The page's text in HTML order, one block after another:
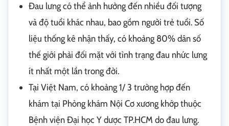
Đau lưng có thể ảnh hưởng đến nhiều đối tượng
và độ tuổi khác nhau, bao gồm người trẻ tuổi. Số
liệu thống kê nhận thấy, có khoảng 80% dân số
thế giới phải đối mặt với tình trạng đau nhức lưng
ít nhất một lần trong đời.
Tại Việt Nam, có khoảng 1/ 3 trường hợp đến
khám tại Phòng khám Nội Cơ xương khớp thuộc
Bệnh viện Đại học Y dược TP.HCM do đau lưng.